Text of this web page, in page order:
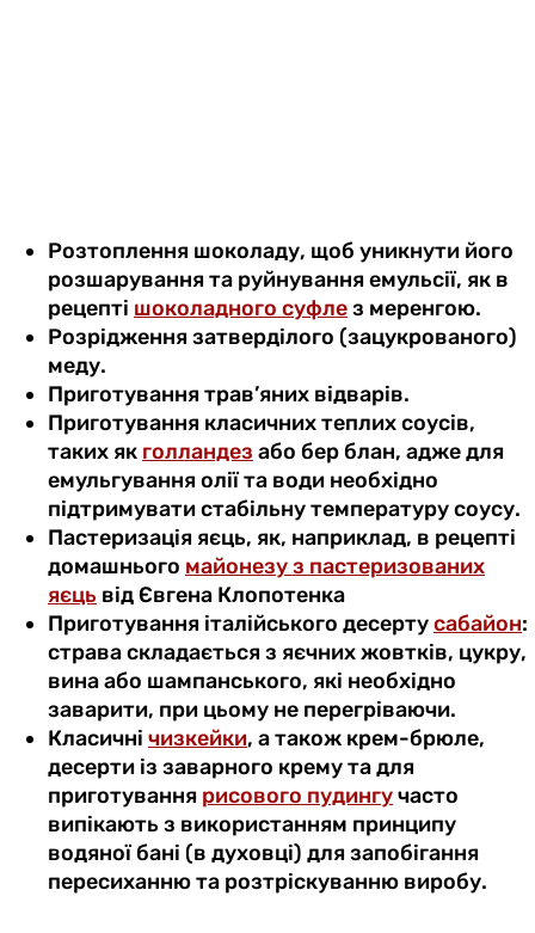
Розтоплення шоколаду, щоб уникнути його
розшарування та руйнування емульсії, як в
рецепті шоколадного суфлез меренгою.
Розрідження затверділого (зацукрованого)
меду.
Приготування трав’яних відварів.
Приготування класичних теплих соусів,
таких як голландез або бер блан, адже для
емульгування олії та води необхідно
підтримувати стабільну температуру соусу.
Пастеризація яєць, як, наприклад, в рецепті
домашнього майонезу з пастеризованих
яєць від Євгена Клопотенка
Приготування італійського десертусабайон:
страва складається з яєчних жовтків, цукру,
вина або шампанського, які необхідно
заварити, при цьому не перегріваючи.
Класичні чизкейки, а також крем-брюле,
десерти із заварного крему та для
приготування рисового пудингучасто
випікають з використанням принципу
водяної бані (в духовці) для запобігання
пересиханню та розтріскуванню виробу.